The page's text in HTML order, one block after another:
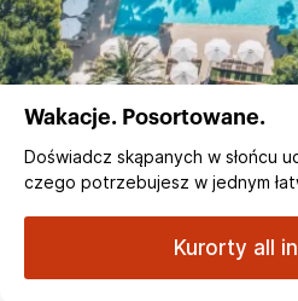
Wakacje. Posortowane.
Doświadcz skąpanych w słońcu
czego potrzebujesz w jednym
Kurorty all